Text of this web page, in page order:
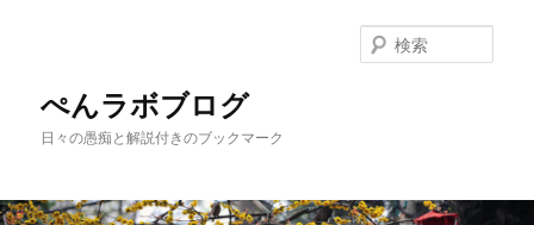
へ
移
ぺんラボブログ
日々の愚痴と解説付きのブックマーク
索